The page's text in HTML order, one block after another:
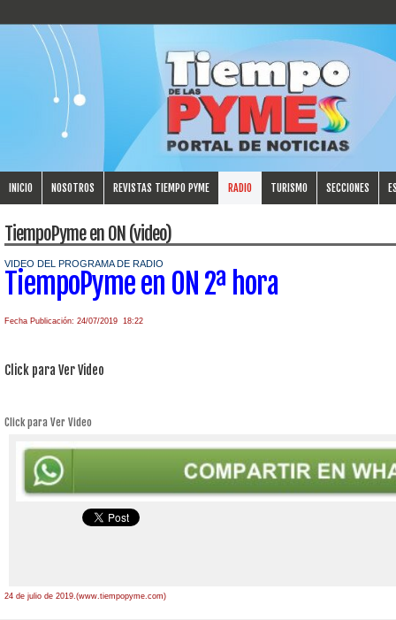
INICIO NOSOTROS REVISTAS TIEMPO PYME RADIO TURISMO SECCIONES
TiempoPyme en ON (video)
VIDEO DEL PROGRAMA DE RADIO
TiempoPyme en ON 2ª hora
Fecha Publicación: 24/07/2019 18:22
Click para Ver Video
Click para Ver Video
24 de julio de 2019.(www.tiempopyme.com)